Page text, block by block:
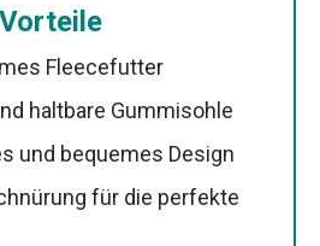
Vorteile
Fleecefutter
haltbare Gummisohle
und bequemes Design
für die perfekte